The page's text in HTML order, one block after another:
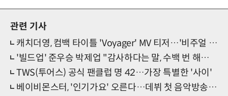
관련 기사
캐치더영, 컴백 타이틀 'Voyager' MV 티저…'비주얼 K밴드' 등장
'빌드업' 준우승 박제업 "감사하다는 말, 수백 번 해도 모자라" 감격 소감
TWS(투어스) 공식 팬클럽 명 42…가장 특별한 '사이'
베이비몬스터, '인기가요' 오른다…데뷔 첫 음악방송 출연 확정